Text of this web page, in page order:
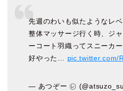
先週のわいも似たようなレ
整体マッサージ行く時、ジ
ーコート羽織ってスニーカ
好やった… pic.twitter.com/
— あつぞー ㋹